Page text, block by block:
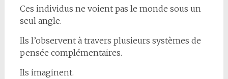
Ces individus ne voient pas le monde sous un
seul angle.
Ils l’observent à travers plusieurs systèmes de
pensée complémentaires.
Ils imaginent.